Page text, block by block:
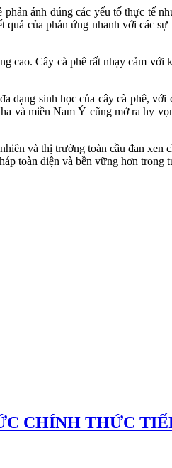
ánh đúng các yếu tố thực tế
quả của phản ứng nhanh với các
cao. Cây cà phê rất nhạy cảm với
dạng sinh học của cây cà phê,
và miền Nam Ý cũng mở ra hy
và thị trường toàn cầu đan xen
toàn diện và bền vững hơn trong
CHÍNH THỨC